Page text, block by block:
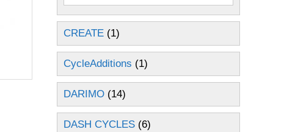
CREATE (1)
CycleAdditions (1)
DARIMO (14)
DASH CYCLES (6)